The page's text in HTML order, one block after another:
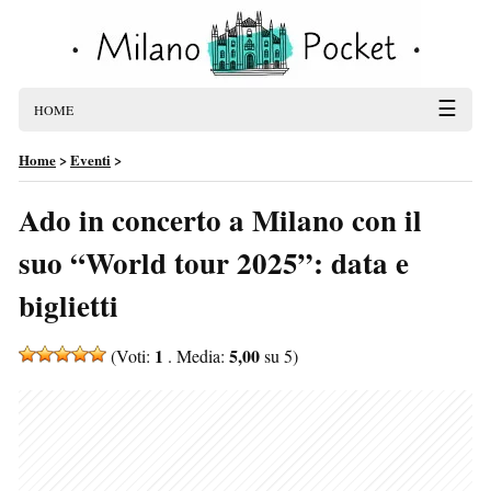
HOME ☰
Home>Eventi>
Ado in concerto a Milano con il
suo “World tour 2025”: data e
biglietti
(Voti: 1 . Media: 5,00su 5)